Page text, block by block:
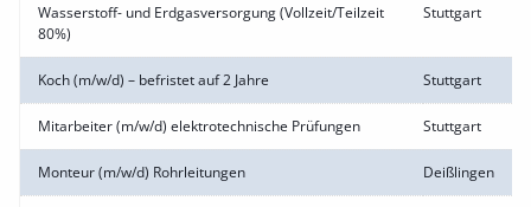
Wasserstoff- und Erdgasversorgung (Vollzeit/Teilzeit
80%)
Stuttgart
Koch (m/w/d) – befristet auf 2 Jahre Stuttgart
Mitarbeiter (m/w/d) elektrotechnische Prüfungen Stuttgart
Monteur (m/w/d) Rohrleitungen Deißlingen